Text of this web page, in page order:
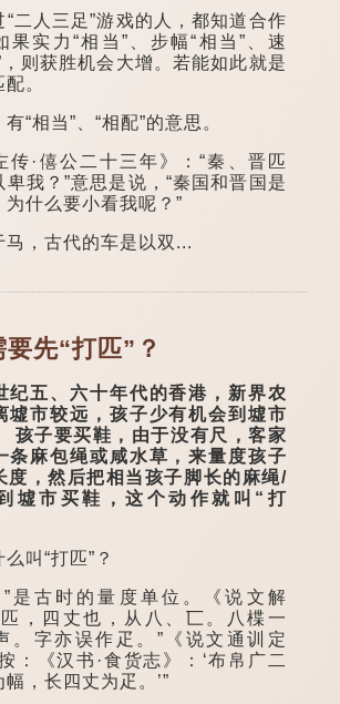
人三足”游戏的人，都知道合作
果实力“相当”、步幅“相当”、速
，则获胜机会大增。若能如此就是
。
相当”、“相配”的意思。
·僖公二十三年》：“秦、晋匹
卑我？”意思是说，“秦国和晋国是
为什么要小看我呢？”
古代的车是以双...
先“打匹”？
五、六十年代的香港，新界农
墟市较远，孩子少有机会到墟市
要买鞋，由于没有尺，客家
条麻包绳或咸水草，来量度孩子
度，然后把相当孩子脚长的麻绳/
墟市买鞋，这个动作就叫“打
“打匹”？
古时的量度单位。《说文解
，四丈也，从八、匸。八楪一
。字亦误作疋。”《说文通训定
：《汉书·食货志》：‘布帛广二
幅，长四丈为疋。’”